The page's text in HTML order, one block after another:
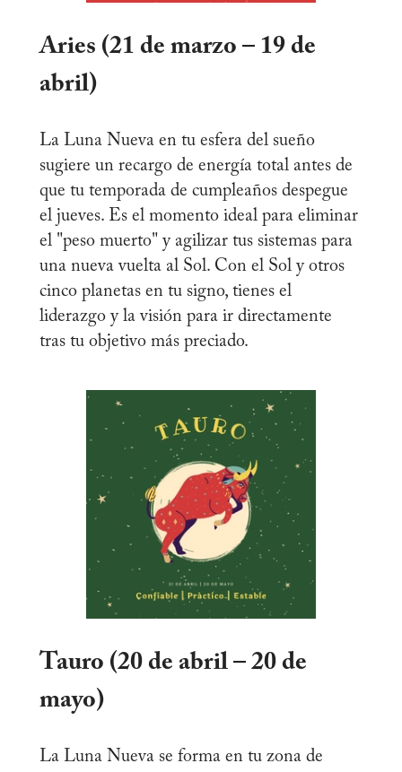
Aries (21 de marzo – 19 de
abril)
La Luna Nueva en tu esfera del sueño
sugiere un recargo de energía total antes de
que tu temporada de cumpleaños despegue
el jueves. Es el momento ideal para eliminar
el "peso muerto" y agilizar tus sistemas para
una nueva vuelta al Sol. Con el Sol y otros
cinco planetas en tu signo, tienes el
liderazgo y la visión para ir directamente
tras tu objetivo más preciado.
Tauro (20 de abril – 20 de
mayo)
La Luna Nueva se forma en tu zona de